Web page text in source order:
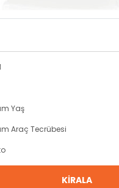
Yaş
Araç Tecrübesi
KİRALA